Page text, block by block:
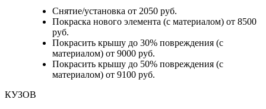
Снятие/установка от 2050 руб.
Покраска нового элемента (с материалом) от 8500
руб.
Покрасить крышу до 30% повреждения (с
материалом) от 9000 руб.
Покрасить крышу до 50% повреждения (с
материалом) от 9100 руб.
КУЗОВ